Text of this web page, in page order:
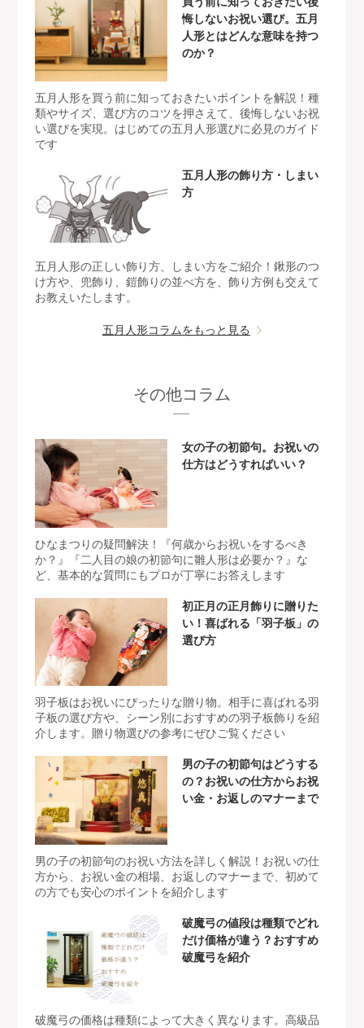
悔しないお祝い選び。五月
人形とはどんな意味を持つ
のか？
五月人形を買う前に知っておきたいポイントを解説！種
類やサイズ、選び方のコツを押さえて、後悔しないお祝
い選びを実現。はじめての五月人形選びに必見のガイド
です
五月人形の飾り方・しまい
方
五月人形の正しい飾り方、しまい方をご紹介！鍬形のつ
け方や、兜飾り、鎧飾りの並べ方を、飾り方例も交えて
お教えいたします。
五月人形コラムをもっと見る
その他コラム
女の子の初節句。お祝いの
仕方はどうすればいい？
ひなまつりの疑問解決！『何歳からお祝いをするべき
か？』『二人目の娘の初節句に雛人形は必要か？』な
ど、基本的な質問にもプロが丁寧にお答えします
初正月の正月飾りに贈りた
い！喜ばれる「羽子板」の
選び方
羽子板はお祝いにぴったりな贈り物。相手に喜ばれる羽
子板の選び方や、シーン別におすすめの羽子板飾りを紹
介します。贈り物選びの参考にぜひご覧ください
男の子の初節句はどうする
の？お祝いの仕方からお祝
い金・お返しのマナーまで
男の子の初節句のお祝い方法を詳しく解説！お祝いの仕
方から、お祝い金の相場、お返しのマナーまで、初めて
の方でも安心のポイントを紹介します
破魔弓の値段は種類でどれ
だけ価格が違う？おすすめ
破魔弓を紹介
破魔弓の価格は種類によって大きく異なります。高級品